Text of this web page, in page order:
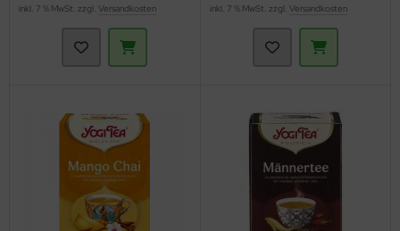
inkl. 7 % MwSt. zzgl. Versandkosten
inkl. 7 % MwSt. zzgl. Versandkosten